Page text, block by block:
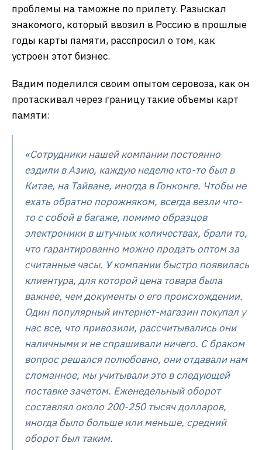
проблемы на таможне по прилету. Разыскал
знакомого, который ввозил в Россию в прошлые
годы карты памяти, расспросил о том, как
устроен этот бизнес.
Вадим поделился своим опытом серовоза, как он
протаскивал через границу такие объемы карт
памяти:
«Сотрудники нашей компании постоянно
ездили в Азию, каждую неделю кто-то был в
Китае, на Тайване, иногда в Гонконге. Чтобы не
ехать обратно порожняком, всегда везли что-
то с собой в багаже, помимо образцов
электроники в штучных количествах, брали то,
что гарантированно можно продать оптом за
считанные часы. У компании быстро появилась
клиентура, для которой цена товара была
важнее, чем документы о его происхождении.
Один популярный интернет-магазин покупал у
нас все, что привозили, рассчитывались они
наличными и не спрашивали ничего. С браком
вопрос решался полюбовно, они отдавали нам
сломанное, мы учитывали это в следующей
поставке зачетом. Еженедельный оборот
составлял около 200-250 тысяч долларов,
иногда было больше или меньше, средний
оборот был таким.